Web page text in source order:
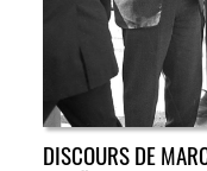
DISCOURS DE